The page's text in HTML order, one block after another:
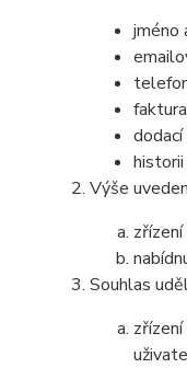
jméno
Výše
Souhlas